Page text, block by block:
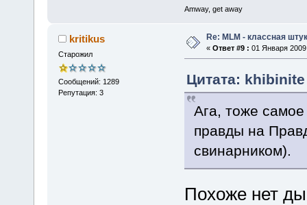
Amway, get away
kritikus
Старожил
Сообщений: 1289
Репутация: 3
Re: MLM - классная
« Ответ #9 : 01 Января
Цитата:
Ага, тоже самое
правды на
свинарником).
Похоже нет